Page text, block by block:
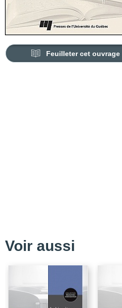
Feuilleter cet ouvrage
Voir aussi